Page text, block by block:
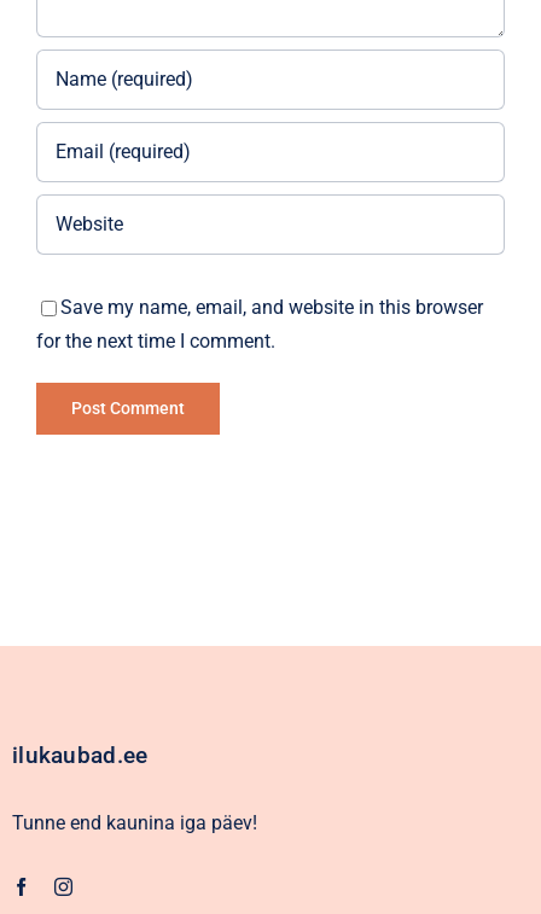
Save my name, email, and website in this browser
for the next time I comment.
ilukaubad.ee
Tunne end kaunina iga päev!